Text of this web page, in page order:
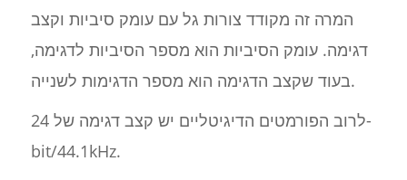
המרה זה מקודד צורות גל עם עומק סיביות וקצב
דגימה. עומק הסיביות הוא מספר הסיביות לדגימה,
בעוד שקצב הדגימה הוא מספר הדגימות לשנייה.
לרוב הפורמטים הדיגיטליים יש קצב דגימה של 24-
bit/44.1kHz.